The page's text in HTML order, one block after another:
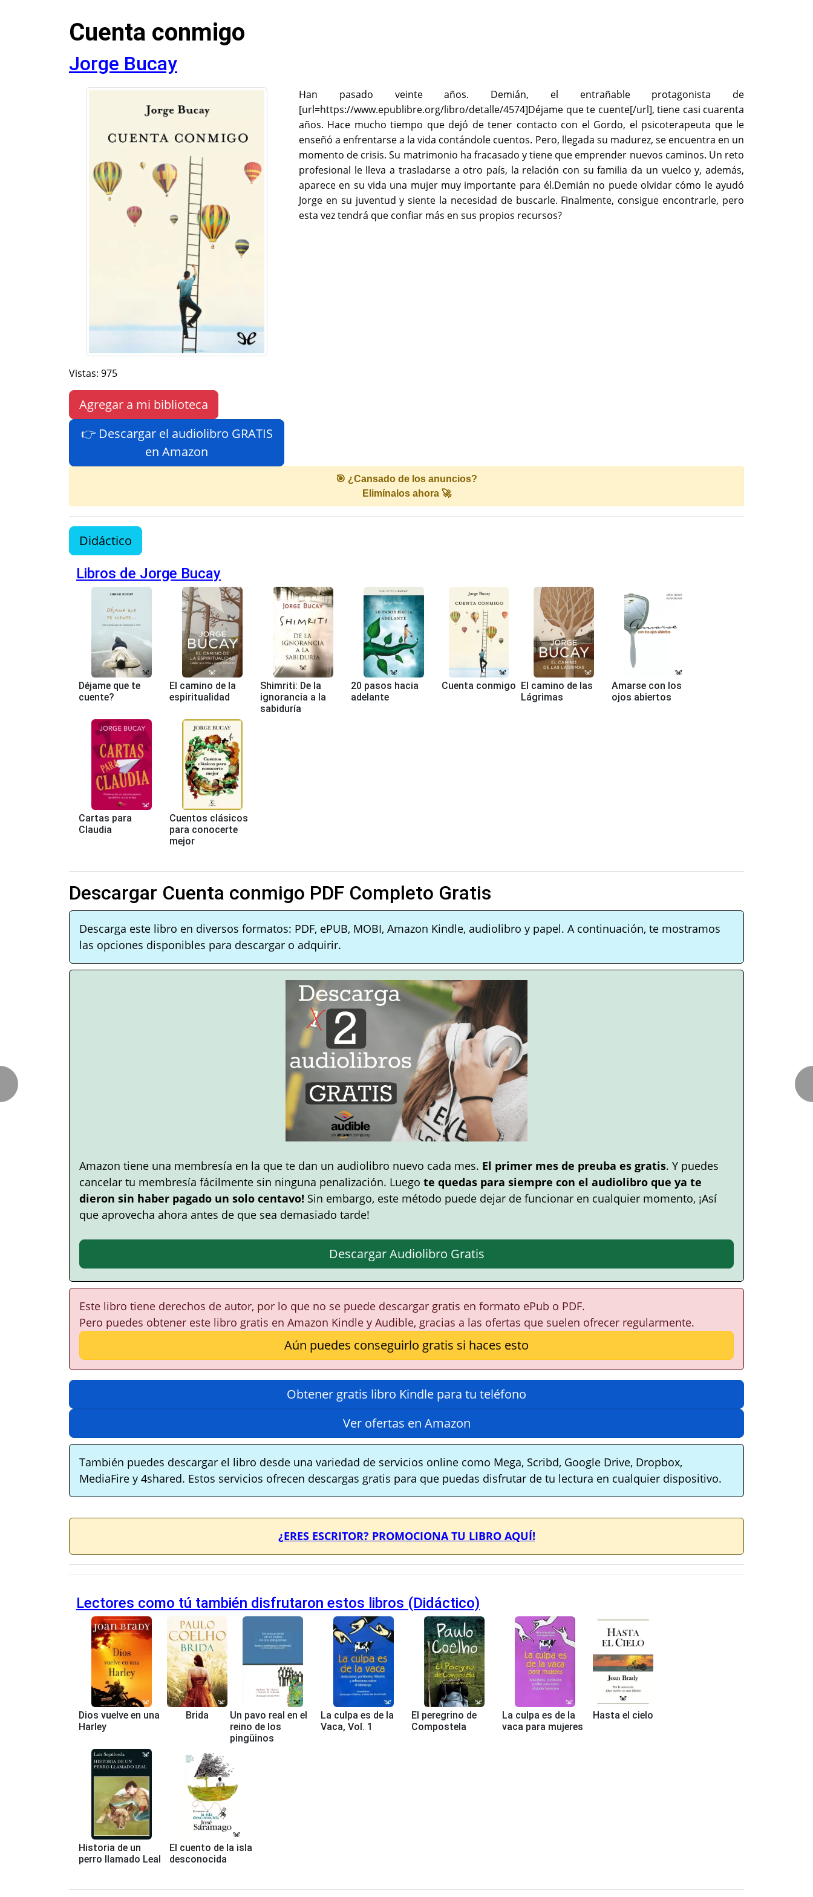
Cuenta conmigo
Jorge Bucay
Vistas: 975
Agregar a mi biblioteca
👉 Descargar el audiolibro GRATIS
en Amazon
Han pasado veinte años. Demián, el entrañable protagonista de
[url=https://www.epublibre.org/libro/detalle/4574]Déjame que te cuente[/url], tiene casi cuarenta
años. Hace mucho tiempo que dejó de tener contacto con el Gordo, el psicoterapeuta que le
enseñó a enfrentarse a la vida contándole cuentos. Pero, llegada su madurez, se encuentra en un
momento de crisis. Su matrimonio ha fracasado y tiene que emprender nuevos caminos. Un reto
profesional le lleva a trasladarse a otro país, la relación con su familia da un vuelco y, además,
aparece en su vida una mujer muy importante para él.Demián no puede olvidar cómo le ayudó
Jorge en su juventud y siente la necesidad de buscarle. Finalmente, consigue encontrarle, pero
esta vez tendrá que confiar más en sus propios recursos?
🎯 ¿Cansado de los anuncios?
Elimínalos ahora 🚀
Didáctico
Libros de Jorge Bucay
Déjame que te
cuente?
El camino de la
espiritualidad
Shimriti: De la
ignorancia a la
sabiduría
20 pasos hacia
adelante
Cuenta conmigo El camino de las
Lágrimas
Amarse con los
ojos abiertos
Cartas para
Claudia
Cuentos clásicos
para conocerte
mejor
Descargar Cuenta conmigo PDF Completo Gratis
Descarga este libro en diversos formatos: PDF, ePUB, MOBI, Amazon Kindle, audiolibro y papel. A continuación, te mostramos
las opciones disponibles para descargar o adquirir.
Amazon tiene una membresía en la que te dan un audiolibro nuevo cada mes. El primer mes de preuba es gratis. Y puedes
cancelar tu membresía fácilmente sin ninguna penalización. Luego te quedas para siempre con el audiolibro que ya te
dieron sin haber pagado un solo centavo! Sin embargo, este método puede dejar de funcionar en cualquier momento, ¡Así
que aprovecha ahora antes de que sea demasiado tarde!
Descargar Audiolibro Gratis
Este libro tiene derechos de autor, por lo que no se puede descargar gratis en formato ePub o PDF.
Pero puedes obtener este libro gratis en Amazon Kindle y Audible, gracias a las ofertas que suelen ofrecer regularmente.
Aún puedes conseguirlo gratis si haces esto
Obtener gratis libro Kindle para tu teléfono
Ver ofertas en Amazon
También puedes descargar el libro desde una variedad de servicios online como Mega, Scribd, Google Drive, Dropbox,
MediaFire y 4shared. Estos servicios ofrecen descargas gratis para que puedas disfrutar de tu lectura en cualquier dispositivo.
¿ERES ESCRITOR? PROMOCIONA TU LIBRO AQUÍ!
Lectores como tú también disfrutaron estos libros (Didáctico)
Dios vuelve en una
Harley
Brida
Un pavo real en el
reino de los
pingüinos
La culpa es de la
Vaca, Vol. 1
El peregrino de
Compostela
La culpa es de la
vaca para mujeres
Hasta el cielo
Historia de un
perro llamado Leal
El cuento de la isla
desconocida